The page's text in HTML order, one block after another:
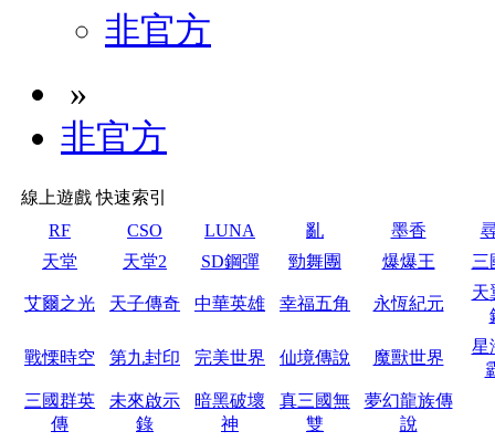
非官方
»
非官方
線上遊戲 快速索引
RF
CSO LUNA 亂 墨香
天堂
天堂2 SD鋼彈 勁舞團 爆爆王 三
艾爾之光 天子傳奇 中華英雄 幸福五角 永恆紀元
天
戰慄時空 第九封印 完美世界 仙境傳說 魔獸世界
星
三國群英
傳
未來啟示
錄
暗黑破壞
神
真三國無
雙
夢幻龍族傳
說